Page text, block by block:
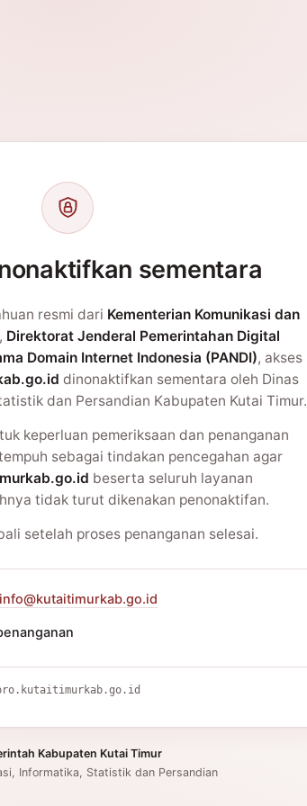
sementara
resmi dari Kementerian Komunikasi dan
, Direktorat Jenderal Pemerintahan Digital
Domain Internet Indonesia (PANDI), akses
dinonaktifkan sementara oleh Dinas
dan Persandian Kabupaten Kutai Timur.
keperluan pemeriksaan dan penanganan
sebagai tindakan pencegahan agar
beserta seluruh layanan
tidak turut dikenakan penonaktifan.
setelah proses penanganan selesai.
Kabupaten Kutai Timur
Informatika, Statistik dan Persandian